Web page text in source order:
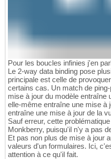
Pour les boucles infinies j'en
Le 2-way data binding pose
principale est celle de
certains cas. Un match de
mise à jour du modèle entraîne
elle-même entraîne une mise à
entraîne une mise à jour de la
Sauf erreur, cette
Monkberry, puisqu'il n'y a pas
Et pas non plus de mise à jour
valeurs d'un formulaires. Ici,
attention à ce qu'il fait.